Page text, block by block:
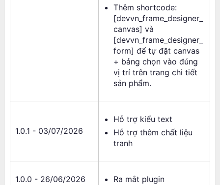
Thêm shortcode:
[devvn_frame_designer_
canvas] và
[devvn_frame_designer_
form] để tự đặt canvas
+ bảng chọn vào đúng
vị trí trên trang chi tiết
sản phẩm.
1.0.1 - 03/07/2026
Hỗ trợ kiểu text
Hỗ trợ thêm chất liệu
tranh
1.0.0 - 26/06/2026 Ra mắt plugin